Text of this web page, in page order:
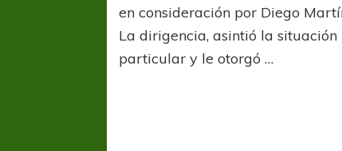
en consideración por Diego
La dirigencia, asintió la situación
particular y le otorgó …